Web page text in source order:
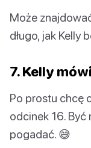
Może
długo, jak Kelly
7. Kelly
Po prostu chcę
odcinek 16. Być
pogadać. 😅